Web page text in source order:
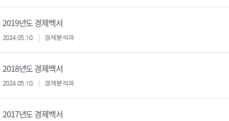
2019년도 경제백서
2024.05.10. 경제분석과
2018년도 경제백서
2024.05.10. 경제분석과
2017년도 경제백서